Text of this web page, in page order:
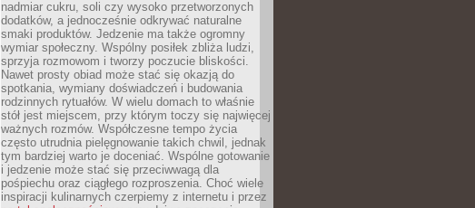
nadmiar cukru, soli czy wysoko przetworzonych
dodatków, a jednocześnie odkrywać naturalne
smaki produktów. Jedzenie ma także ogromny
wymiar społeczny. Wspólny posiłek zbliża ludzi,
sprzyja rozmowom i tworzy poczucie bliskości.
Nawet prosty obiad może stać się okazją do
spotkania, wymiany doświadczeń i budowania
rodzinnych rytuałów. W wielu domach to właśnie
stół jest miejscem, przy którym toczy się najwięcej
ważnych rozmów. Współczesne tempo życia
często utrudnia pielęgnowanie takich chwil, jednak
tym bardziej warto je doceniać. Wspólne gotowanie
i jedzenie może stać się przeciwwagą dla
pośpiechu oraz ciągłego rozproszenia. Choć wiele
inspiracji kulinarnych czerpiemy z internetu i przez